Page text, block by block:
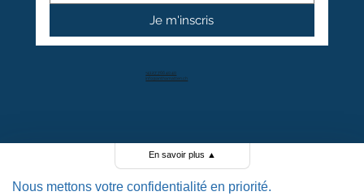
+41 27 766 40 40
info@anthamatten.ch
Je m'inscris
4.4
+ de 100 avis clients
En savoir plus ▲
Nous mettons votre confidentialité en priorité.